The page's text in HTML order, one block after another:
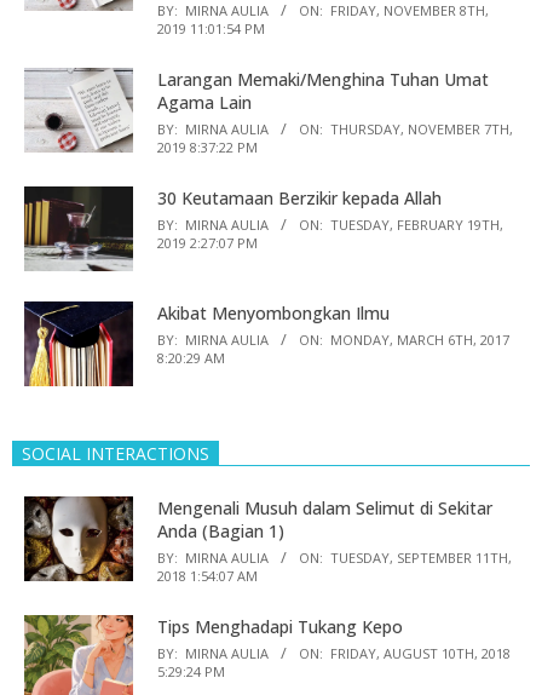
BY: MIRNA AULIA ON: FRIDAY, NOVEMBER 8TH,
2019 11:01:54 PM
Larangan Memaki/Menghina Tuhan Umat
Agama Lain
BY: MIRNA AULIA ON: THURSDAY, NOVEMBER 7TH,
2019 8:37:22 PM
30 Keutamaan Berzikir kepada Allah
BY: MIRNA AULIA ON: TUESDAY, FEBRUARY 19TH,
2019 2:27:07 PM
Akibat Menyombongkan Ilmu
BY: MIRNA AULIA ON: MONDAY, MARCH 6TH, 2017
8:20:29 AM
SOCIAL INTERACTIONS
Mengenali Musuh dalam Selimut di Sekitar
Anda (Bagian 1)
BY: MIRNA AULIA ON: TUESDAY, SEPTEMBER 11TH,
2018 1:54:07 AM
Tips Menghadapi Tukang Kepo
BY: MIRNA AULIA ON: FRIDAY, AUGUST 10TH, 2018
5:29:24 PM